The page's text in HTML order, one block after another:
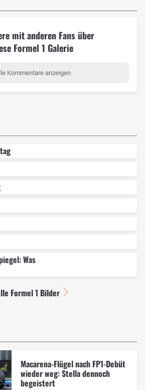
mit anderen Fans über
Formel 1 Galerie
Kommentare anzeigen
Was
Formel 1 Bilder
Macarena-Flügel nach FP1-Debüt
wieder weg: Stella dennoch
begeistert